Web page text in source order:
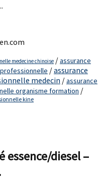
medecine chinoise /assurance
/assurance
medecin /assurance
organisme formation /
kine
essence/diesel –